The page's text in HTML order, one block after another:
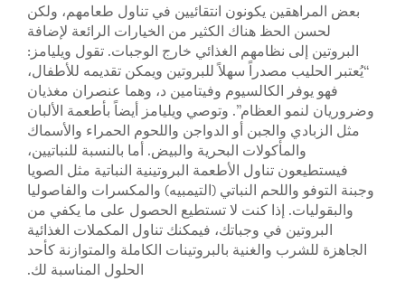
بعض المراهقين يكونون انتقائيين في تناول طعامهم، ولكن
لحسن الحظ هناك الكثير من الخيارات الرائعة لإضافة
البروتين إلى نظامهم الغذائي خارج الوجبات. تقول ويليامز:
“يُعتبر الحليب مصدراً سهلاً للبروتين ويمكن تقديمه للأطفال،
فهو يوفر الكالسيوم وفيتامين د، وهما عنصران مغذيان
وضروريان لنمو العظام”. وتوصي ويليامز أيضاً بأطعمة الألبان
مثل الزبادي والجبن أو الدواجن واللحوم الحمراء والأسماك
والمأكولات البحرية والبيض. أما بالنسبة للنباتيين،
فيستطيعون تناول الأطعمة البروتينية النباتية مثل الصويا
وجبنة التوفو واللحم النباتي (التيمبيه) والمكسرات والفاصوليا
والبقوليات. إذا كنت لا تستطيع الحصول على ما يكفي من
البروتين في وجباتك، فيمكنك تناول المكملات الغذائية
الجاهزة للشرب والغنية بالبروتينات الكاملة والمتوازنة كأحد
الحلول المناسبة لك.